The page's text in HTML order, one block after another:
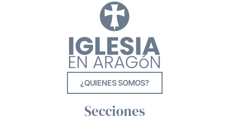
¿QUIENES SOMOS?
Secciones